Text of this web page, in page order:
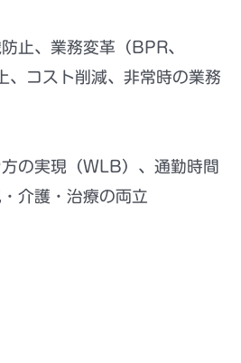
止、業務変革（BPR、
、コスト削減、非常時の業務
の実現（WLB）、通勤時間
介護・治療の両立